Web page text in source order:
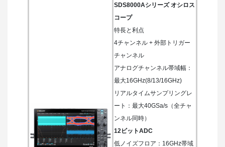
SDS8000Aシリーズ オシロス
コープ
特長と利点
4チャンネル + 外部トリガー
チャンネル
アナログチャンネル帯域幅：
最大16GHz(8/13/16GHz)
リアルタイムサンプリングレ
ート：最大40GSa/s（全チャ
ンネル同時）
12ビットADC
低ノイズフロア：16GHz帯域